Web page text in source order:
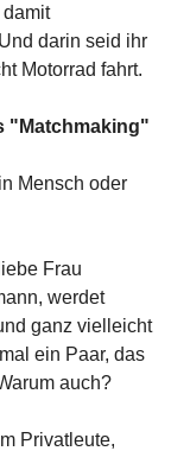
damit
darin seid ihr
Motorrad fahrt.
"Matchmaking"
Mensch oder
Frau
werdet
ganz vielleicht
ein Paar, das
auch?
Privatleute,